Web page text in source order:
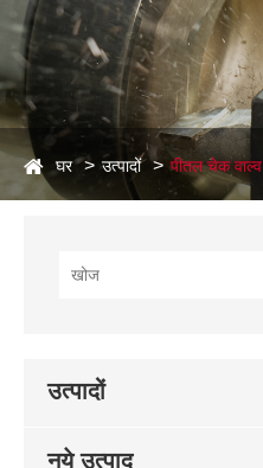
घर उत्पादों पीतल चेक वाल्व
उत्पादों
नये उत्पाद